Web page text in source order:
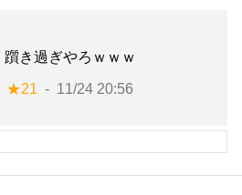
躓き過ぎやろｗｗｗ
★21 11/24 20:56